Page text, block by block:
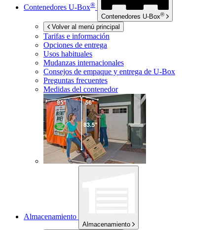
Contenedores U-Box®
Contenedores U-Box®
Volver al menú principal
Tarifas e información
Opciones de entrega
Usos habituales
Mudanzas internacionales
Consejos de empaque y entrega de U-Box
Preguntas frecuentes
Medidas del contenedor
Almacenamiento
Almacenamiento